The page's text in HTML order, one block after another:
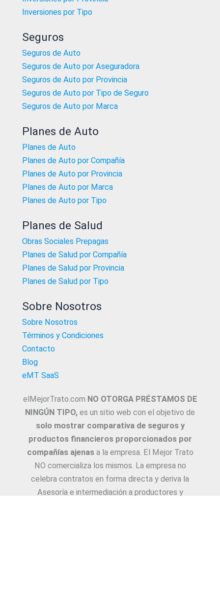
Inversiones por Tipo
Seguros
Seguros de Auto
Seguros de Auto por Aseguradora
Seguros de Auto por Provincia
Seguros de Auto por Tipo de Seguro
Seguros de Auto por Marca
Planes de Auto
Planes de Auto
Planes de Auto por Compañía
Planes de Auto por Provincia
Planes de Auto por Marca
Planes de Auto por Tipo
Planes de Salud
Obras Sociales Prepagas
Planes de Salud por Compañía
Planes de Salud por Provincia
Planes de Salud por Tipo
Sobre Nosotros
Sobre Nosotros
Términos y Condiciones
Contacto
Blog
eMT SaaS
elMejorTrato.com NO OTORGA PRÉSTAMOS DE
NINGÚN TIPO, es un sitio web con el objetivo de
solo mostrar comparativa de seguros y
productos financieros proporcionados por
compañías ajenasa la empresa. El Mejor Trato
NO comercializa los mismos. La empresa no
celebra contratos en forma directa y deriva la
Asesoría e intermediación a productores y